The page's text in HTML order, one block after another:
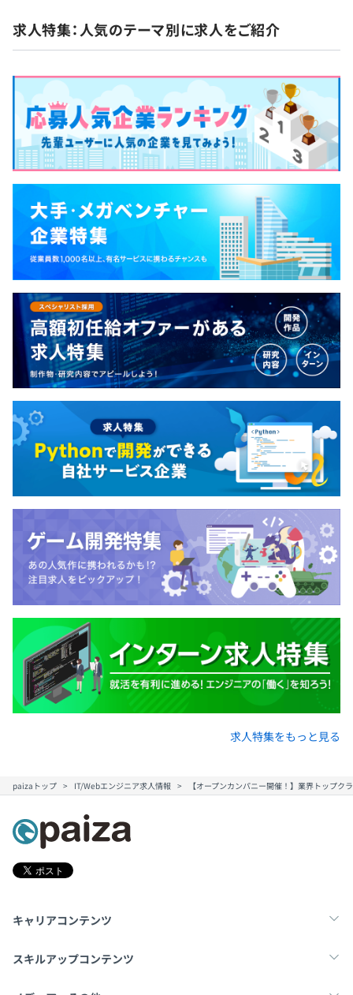
求人特集：人気のテーマ別に求人をご紹介
求人特集をもっと見る
paizaトップ IT/Webエンジニア求人情報 【オープンカンパニー開催！】業界トップ
キャリアコンテンツ
転職・キャリア
スキルアップコンテンツ